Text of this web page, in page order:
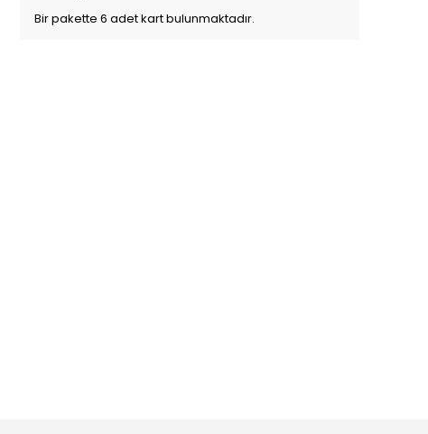
Bir pakette 6 adet kart bulunmaktadır.